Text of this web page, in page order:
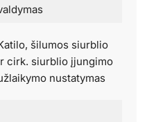
šilumos siurblio
cirk. siurblio įjungimo
nustatymas